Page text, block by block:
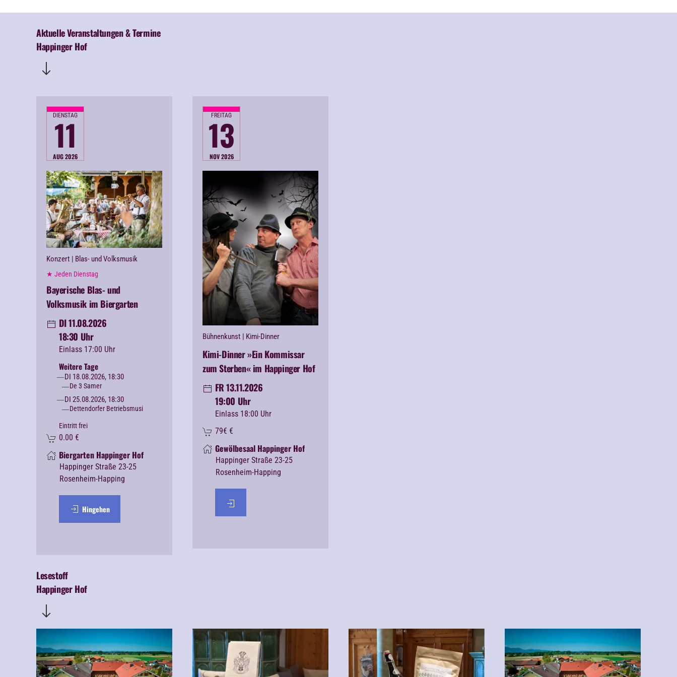
Aktuelle Veranstaltungen & Termine
Happinger Hof
DIENSTAG
11
AUG 2026
Konzert | Blas- und Volksmusik
★ Jeden Dienstag
Bayerische Blas- und
Volksmusik im Biergarten
DI 11.08.2026
18:30 Uhr
Einlass 17:00 Uhr
Weitere Tage
DI 18.08.2026, 18:30
De 3 Samer
DI 25.08.2026, 18:30
Dettendorfer Betriebsmusi
Eintritt frei
0.00 €
Biergarten Happinger Hof
Happinger Straße 23-25
Rosenheim-Happing
Hingehen
FREITAG
13
NOV 2026
Bühnenkunst | Kimi-Dinner
Kimi-Dinner »Ein Kommissar
zum Sterben« im Happinger Hof
FR 13.11.2026
19:00 Uhr
Einlass 18:00 Uhr
79€ €
Gewölbesaal Happinger Hof
Happinger Straße 23-25
Rosenheim-Happing
Lesestoff
Happinger Hof